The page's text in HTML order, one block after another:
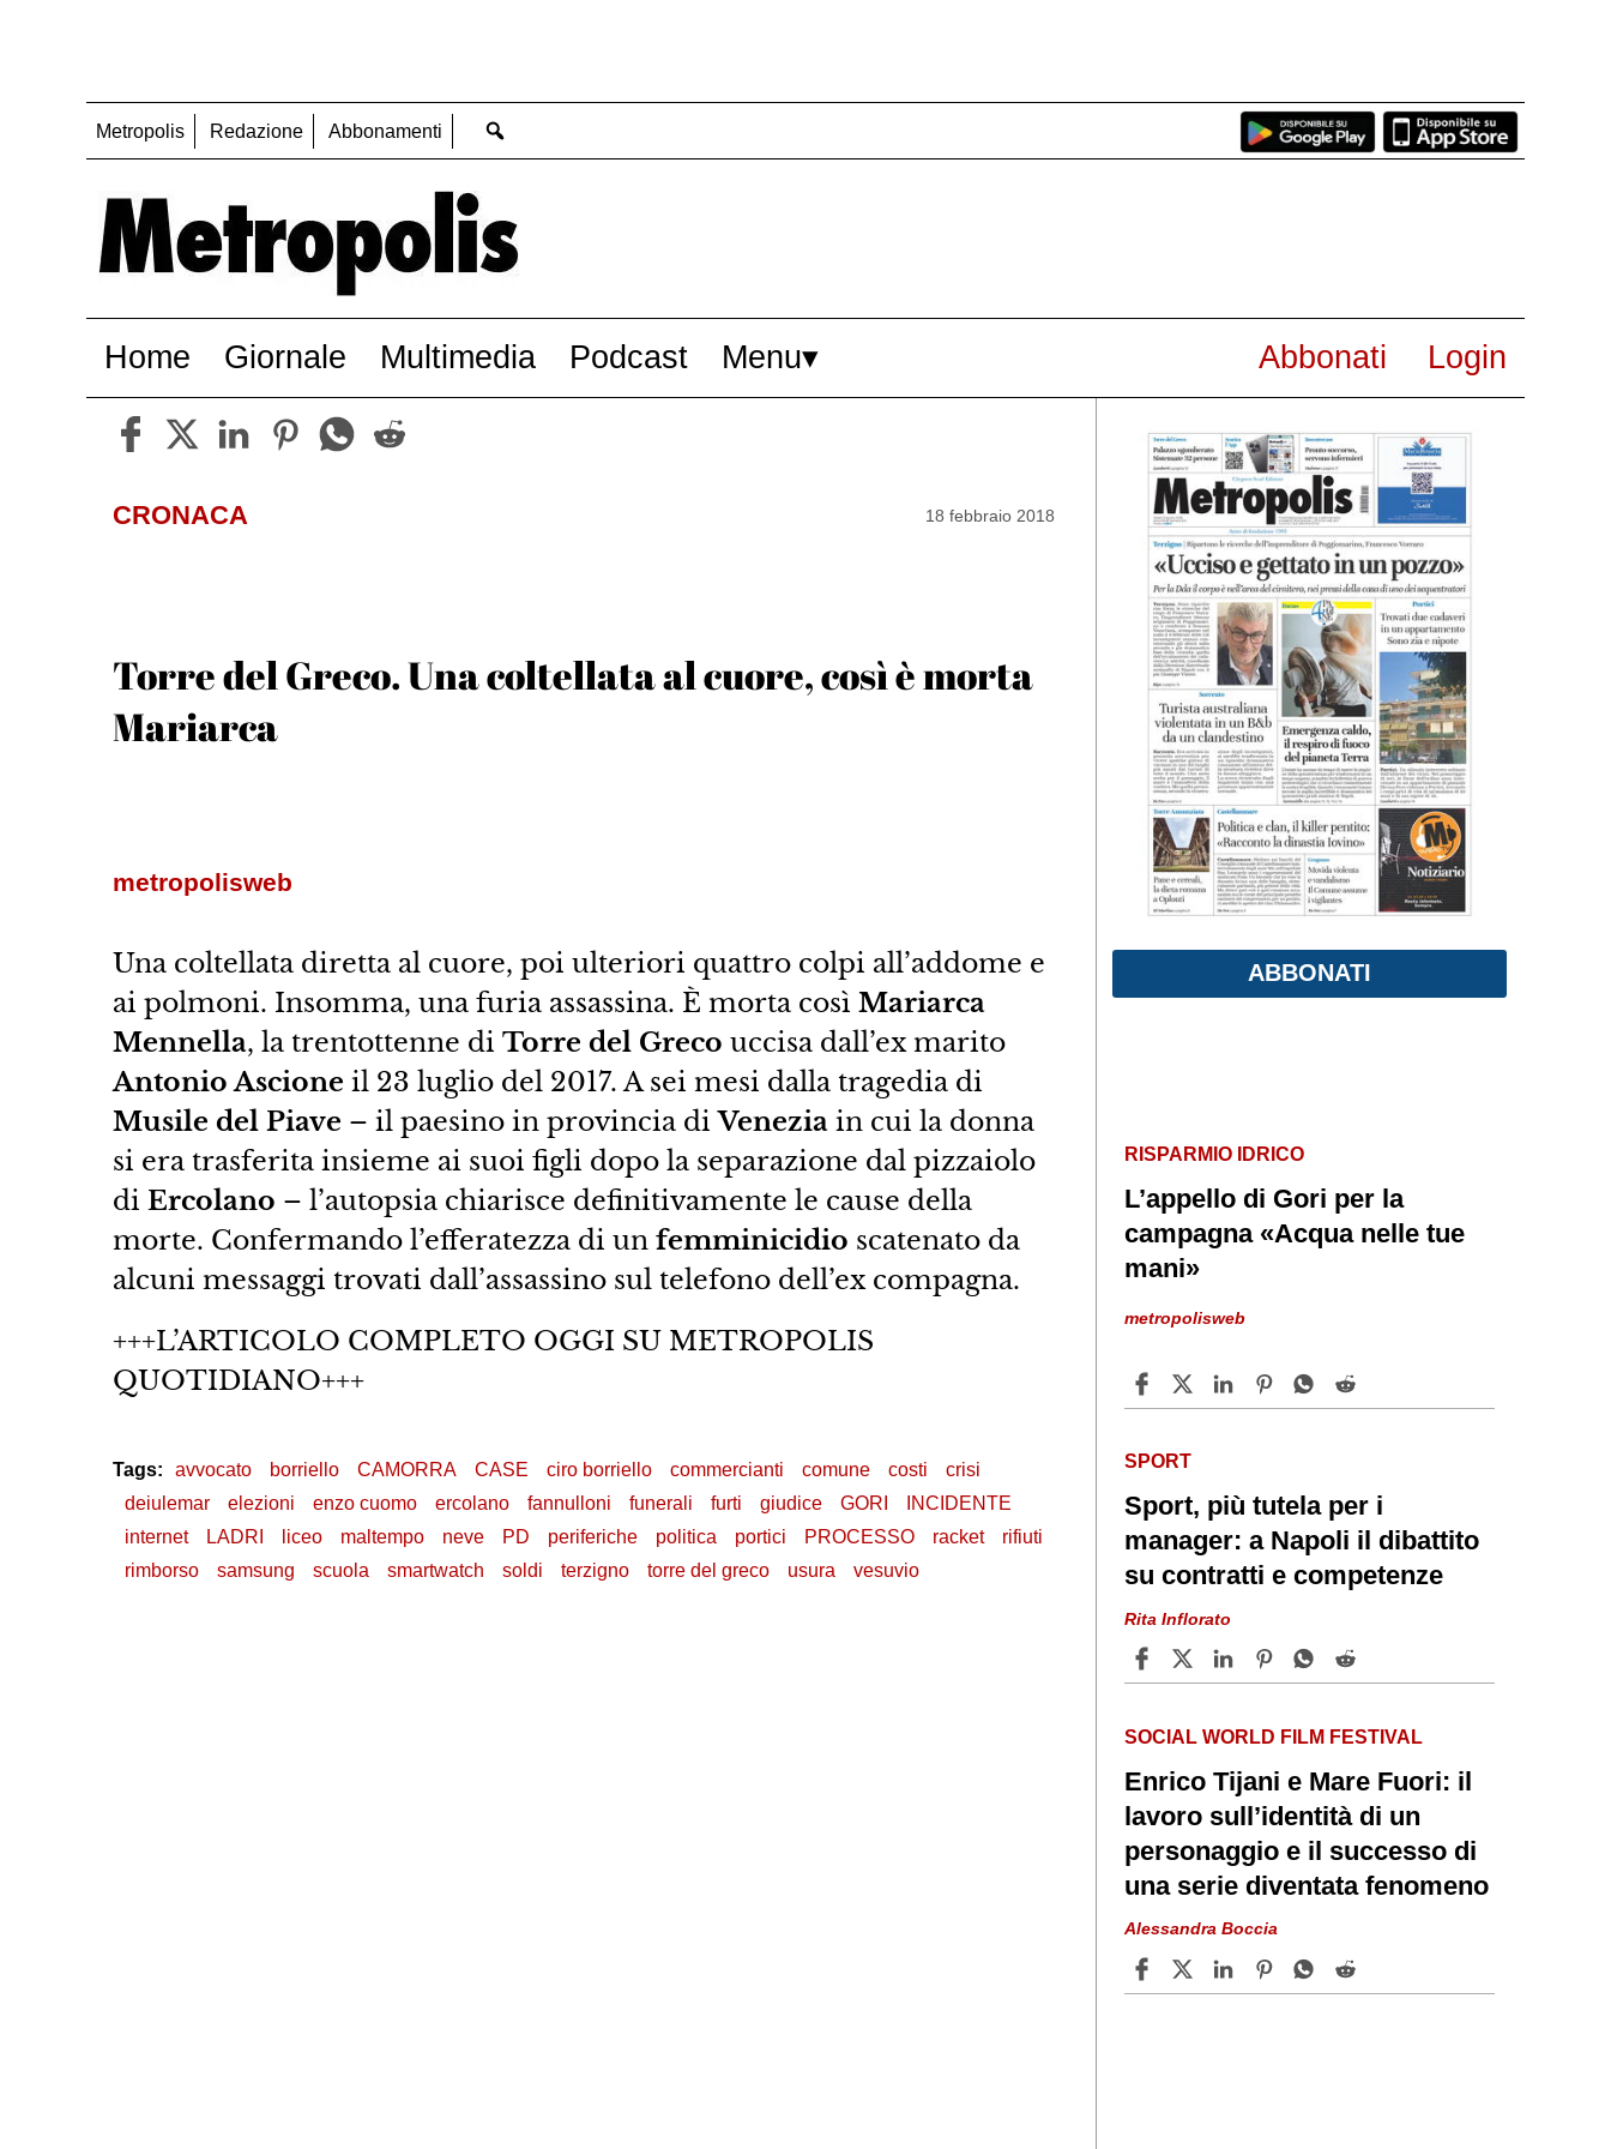
Metropolis Redazione Abbonamenti
Home Giornale Multimedia Podcast Menu Abbonati Login
CRONACA 18 febbraio 2018
Torre del Greco. Una coltellata al cuore, così è morta
Mariarca
metropolisweb
Una coltellata diretta al cuore, poi ulteriori quattro colpi all’addome e
ai polmoni. Insomma, una furia assassina. È morta così Mariarca
Mennella, la trentottenne di Torre del Greco uccisa dall’ex marito
Antonio Ascione il 23 luglio del 2017. A sei mesi dalla tragedia di
Musile del Piave – il paesino in provincia diVenezia in cui la donna
si era trasferita insieme ai suoi figli dopo la separazione dal pizzaiolo
di Ercolano – l’autopsia chiarisce definitivamente le cause della
morte. Confermando l’efferatezza di un femminicidio scatenato da
alcuni messaggi trovati dall’assassino sul telefono dell’ex compagna.
+++L’ARTICOLO COMPLETO OGGI SU METROPOLIS
QUOTIDIANO+++
Tags: avvocato borriello CAMORRA CASE ciro borriello commercianti comune costi
crisi
deiulemar
elezioni enzo cuomo ercolano fannulloni funerali furti giudice GORI
INCIDENTE
internet
LADRI liceo maltempo neve PD periferiche politica portici PROCESSO racket
rifiuti
rimborso
samsung scuola smartwatch soldi terzigno torre del greco usura vesuvio
ABBONATI
RISPARMIO IDRICO
L’appello di Gori per la
campagna «Acqua nelle tue
mani»
metropolisweb
SPORT
Sport, più tutela per i
manager: a Napoli il dibattito
su contratti e competenze
Rita Inflorato
SOCIAL WORLD FILM FESTIVAL
Enrico Tijani e Mare Fuori: il
lavoro sull’identità di un
personaggio e il successo di
una serie diventata fenomeno
Alessandra Boccia